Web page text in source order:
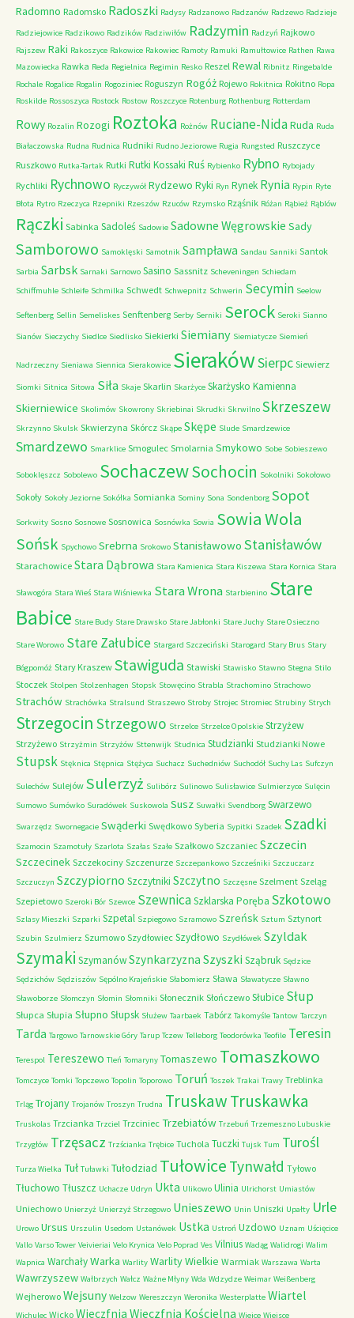
Radomno Radomsko Radoszki Radysy Radzanowo Radzanów Radzewo Radzieje
Radziejowice Radzikowo Radzików Radziwiłów Radzymin Radzyń Rajkowo
Rajszew Raki Rakoszyce Rakowice Rakowiec Ramoty Ramuki Ramułtowice Rathen Rawa
Mazowiecka Rawka Reda Regielnica Regimin Resko Reszel Rewal Ribnitz Ringebalde
Rochale Rogalice Rogalin Rogoziniec Roguszyn Rogóż Rojewo Rokitnica Rokitno Ropa
Roskilde Rossoszyca Rostock Rostow Roszczyce Rotenburg Rothenburg Rotterdam
Rowy Rozalin Rozogi Roztoka Rożnów Ruciane-NidaRuda Ruda
Białaczowska Rudna Rudnica Rudniki Rudno Jeziorowe Rugia Rungsted Ruszczyce
Ruszkowo Rutka-Tartak Rutki Rutki Kossaki Ruś Rybienko Rybno Rybojady
Rychliki Rychnowo Ryczywół Rydzewo Ryki Ryn Rynek Rynia Rypin Ryte
Błota Rytro Rzeczyca Rzepniki Rzeszów Rzuców Rzymsko Rząśnik Różan Rąbież Rąblów
Rączki Sabinka Sadoleś Sadowie Sadowne Węgrowskie Sady
Samborowo Samoklęski Samotnik Sampława Sandau Sanniki Santok
Sarbia Sarbsk Sarnaki Sarnowo Sasino Sassnitz Scheveningen Schiedam
Schiffmuhle Schleife Schmilka Schwedt Schwepnitz Schwerin Secymin Seelow
Seftenberg Sellin Semeliskes Senftenberg Serby Serniki Serock Seroki Sianno
Sianów Sieczychy Siedlce Siedlisko Siekierki Siemiany Siemiatycze Siemień
Nadrzeczny Sieniawa Siennica Sierakowice SierakówSierpc Siewierz
Siomki Sitnica Sitowa Siła Skaje Skarlin Skarżyce Skarżysko Kamienna
Skierniewice Skolimów Skowrony Skriebinai Skrudki Skrwilno Skrzeszew
Skrzynno Skulsk Skwierzyna Skórcz Skąpe Skępe Slude Smardzewice
Smardzewo Smarklice Smogulec Smolarnia Smykowo Sobe Sobieszewo
Soboklęszcz Sobolewo SochaczewSochocin Sokolniki Sokołowo
Sokoły Sokoły Jeziorne Sokółka Somianka Sominy Sona Sondenborg Sopot
Sorkwity Sosno Sosnowe Sosnowica Sosnówka Sowia Sowia Wola
Sońsk Spychowo Srebrna Srokowo Stanisławowo Stanisławów
Starachowice Stara Dąbrowa Stara Kamienica Stara Kiszewa Stara Kornica Stara
Sławogóra Stara Wieś Stara Wiśniewka Stara Wrona Starbienino Stare
Babice Stare Budy Stare Drawsko Stare Jabłonki Stare Juchy Stare Osieczno
Stare Worowo Stare Załubice Stargard Szczeciński Starogard Stary Brus Stary
Bógpomóż Stary Kraszew Stawiguda Stawiski Stawisko Stawno Stegna Stilo
Stoczek Stolpen Stolzenhagen Stopsk Stowęcino Strabla Strachomino Strachowo
Strachów Strachówka Stralsund Straszewo Stroby Strojec Stromiec Strubiny Strych
Strzegocin Strzegowo Strzelce Strzelce Opolskie Strzyżew
Strzyżewo Strzyżmin Strzyżów Sttenwijk Studnica Studzianki Studzianki Nowe
Stupsk Stęknica Stępnica Stężyca Suchacz Suchedniów Suchodół Suchy Las Sufczyn
Sulechów Sulejów Sulerzyż Sulibórz Sulinowo Sulisławice Sulmierzyce Sulęcin
Sumowo Sumówko Suradówek Suskowola Susz Suwałki Svendborg Swarzewo
Swarzędz Swornegacie Swąderki Swędkowo Syberia Sypitki Szadek Szadki
Szamocin Szamotuły Szarlota Szałas Szałe Szałkowo Szczaniec Szczecin
Szczecinek Szczekociny Szczenurze Szczepankowo Szcześniki Szczuczarz
Szczuczyn Szczypiorno Szczytniki Szczytno Szczęsne Szelment Szeląg
Szepietowo Szeroki Bór Szewce SzewnicaSzklarska Poręba Szkotowo
Szlasy Mieszki Szparki Szpetal Szpiegowo Szramowo Szreńsk Sztum Sztynort
Szubin Szulmierz Szumowo Szydłowiec Szydłowo Szydłówek Szyldak
Szymaki SzymanówSzynkarzyzna Szyszki Sząbruk Sędzice
Sędzichów Sędziszów Sępólno Krajeńskie Słabomierz Sława Sławatycze Sławno
Sławoborze Słomczyn Słomin Słomniki Słonecznik Słończewo Słubice Słup
Słupca Słupia Słupno Słupsk Służew Taarbaek Tabórz Takomyśle Tantow Tarczyn
Tarda Targowo Tarnowskie Góry Tarup Tczew Telleborg Teodorówka Teofile Teresin
Terespol Tereszewo Tleń Tomaryny Tomaszewo Tomaszkowo
Tomczyce Tomki Topczewo Topolin Toporowo Toruń Toszek Trakai Trawy Treblinka
Trląg Trojany Trojanów Troszyn Trudna TruskawTruskawka
Truskolas Trzcianka Trzciel Trzciniec Trzebiatów Trzebuń Trzemeszno Lubuskie
Trzygłów Trzęsacz Trzścianka Trębice Tuchola Tuczki Tujsk Tum Turośl
Turza Wielka Tuł Tuławki Tułodziad Tułowice Tynwałd Tyłowo
Tłuchowo Tłuszcz Uchacze Udryn Ukta Ulikowo Ulinia Ulrichorst Umiastów
Uniechowo Unierzyż Unierzyż Strzegowo Unieszewo Unin Uniszki Upałty Urle
Urowo Ursus Urszulin Usedom Ustanówek Ustka Ustroń Uzdowo Uznam Uścięcice
Vallo Varso Tower Veivieriai Velo Krynica Velo Poprad Ves Vilnius Wadąg Walidrogi Walim
Wapnica WarchałyWarka Warlity Warlity Wielkie Warmiak Warszawa Warta
Wawrzyszew Wałbrzych Wałcz Ważne Młyny Wda Wdzydze Weimar Weißenberg
Wejherowo Wejsuny Welzow Wereszczyn Weronika Westerplatte Wiartel
Wichulec Wicko Wieczfnia Wieczfnia Kościelna Wiejce Wiejsce